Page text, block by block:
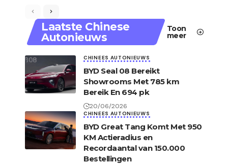
Laatste Chinese
Autonieuws
Toon
meer
CHINEES AUTONIEUWS
BYD Seal 08 Bereikt
Showrooms Met 785 km
Bereik En 694 pk
20/06/2026
CHINEES AUTONIEUWS
BYD Great Tang Komt Met 950
KM Actieradius en
Recordaantal van 150.000
Bestellingen